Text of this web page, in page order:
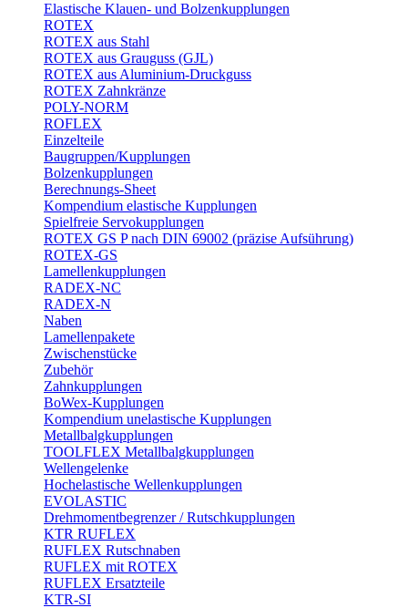
Elastische Klauen- und Bolzenkupplungen
ROTEX
ROTEX aus Stahl
ROTEX aus Grauguss (GJL)
ROTEX aus Aluminium-Druckguss
ROTEX Zahnkränze
POLY-NORM
ROFLEX
Einzelteile
Baugruppen/Kupplungen
Bolzenkupplungen
Berechnungs-Sheet
Kompendium elastische Kupplungen
Spielfreie Servokupplungen
ROTEX GS P nach DIN 69002 (präzise Aufsührung)
ROTEX-GS
Lamellenkupplungen
RADEX-NC
RADEX-N
Naben
Lamellenpakete
Zwischenstücke
Zubehör
Zahnkupplungen
BoWex-Kupplungen
Kompendium unelastische Kupplungen
Metallbalgkupplungen
TOOLFLEX Metallbalgkupplungen
Wellengelenke
Hochelastische Wellenkupplungen
EVOLASTIC
Drehmomentbegrenzer / Rutschkupplungen
KTR RUFLEX
RUFLEX Rutschnaben
RUFLEX mit ROTEX
RUFLEX Ersatzteile
KTR-SI